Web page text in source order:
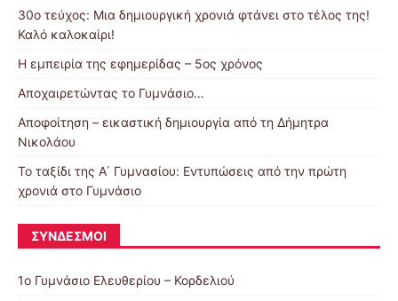
30o τεύχος: Μια δημιουργική χρονιά φτάνει στο τέλος της!
Καλό καλοκαίρι!
Η εμπειρία της εφημερίδας – 5ος χρόνος
Αποχαιρετώντας το Γυμνάσιο…
Αποφοίτηση – εικαστική δημιουργία από τη Δήμητρα
Νικολάου
Το ταξίδι της Α΄ Γυμνασίου: Εντυπώσεις από την πρώτη
χρονιά στο Γυμνάσιο
ΣΎΝΔΕΣΜΟΙ
1ο Γυμνάσιο Ελευθερίου – Κορδελιού